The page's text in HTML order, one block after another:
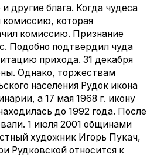
другие блага. Когда чудеса
комиссию, которая
комиссию. Признание
Подобно подтвердил чуда
прихода. 31 декабря
Однако, торжествам
населения Рудок икона
а 17 мая 1968 г. икону
до 1992 года. После
1 июля 2001 общинами
художник Игорь Пукач,
Рудковской относится к